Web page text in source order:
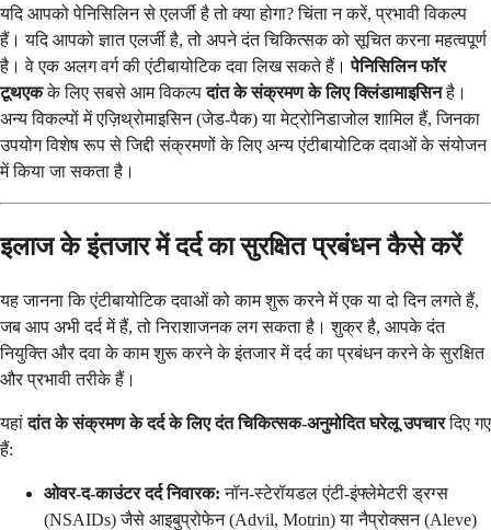
यदि आपको पेनिसिलिन से एलर्जी है तो क्या होगा? चिंता न करें, प्रभावी विकल्प
हैं। यदि आपको ज्ञात एलर्जी है, तो अपने दंत चिकित्सक को सूचित करना महत्वपूर्ण
है। वे एक अलग वर्ग की एंटीबायोटिक दवा लिख ​​सकते हैं।पेनिसिलिन फॉर
टूथएकके लिए सबसे आम विकल्पदांत के संक्रमण के लिए क्लिंडामाइसिनहै।
अन्य विकल्पों में एज़िथ्रोमाइसिन (जेड-पैक) या मेट्रोनिडाजोल शामिल हैं, जिनका
उपयोग विशेष रूप से जिद्दी संक्रमणों के लिए अन्य एंटीबायोटिक दवाओं के संयोजन
में किया जा सकता है।
इलाज के इंतजार में दर्द का सुरक्षित प्रबंधन कैसे करें
यह जानना कि एंटीबायोटिक दवाओं को काम शुरू करने में एक या दो दिन लगते हैं,
जब आप अभी दर्द में हैं, तो निराशाजनक लग सकता है। शुक्र है, आपके दंत
नियुक्ति और दवा के काम शुरू करने के इंतजार में दर्द का प्रबंधन करने के सुरक्षित
और प्रभावी तरीके हैं।
यहांदांत के संक्रमण के दर्द के लिए दंत चिकित्सक-अनुमोदित घरेलू उपचारदिए गए
हैं:
ओवर-द-काउंटर दर्द निवारक: नॉन-स्टेरॉयडल एंटी-इंफ्लेमेटरी ड्रग्स
(NSAIDs) जैसे आइबुप्रोफेन (Advil, Motrin) या नैप्रोक्सन (Aleve)